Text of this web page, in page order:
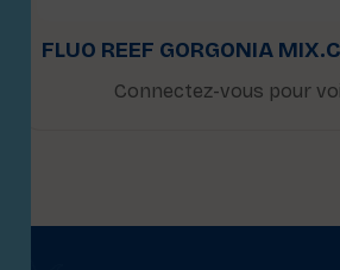
FLUO REEF GORGONIA
Connectez-vous pour